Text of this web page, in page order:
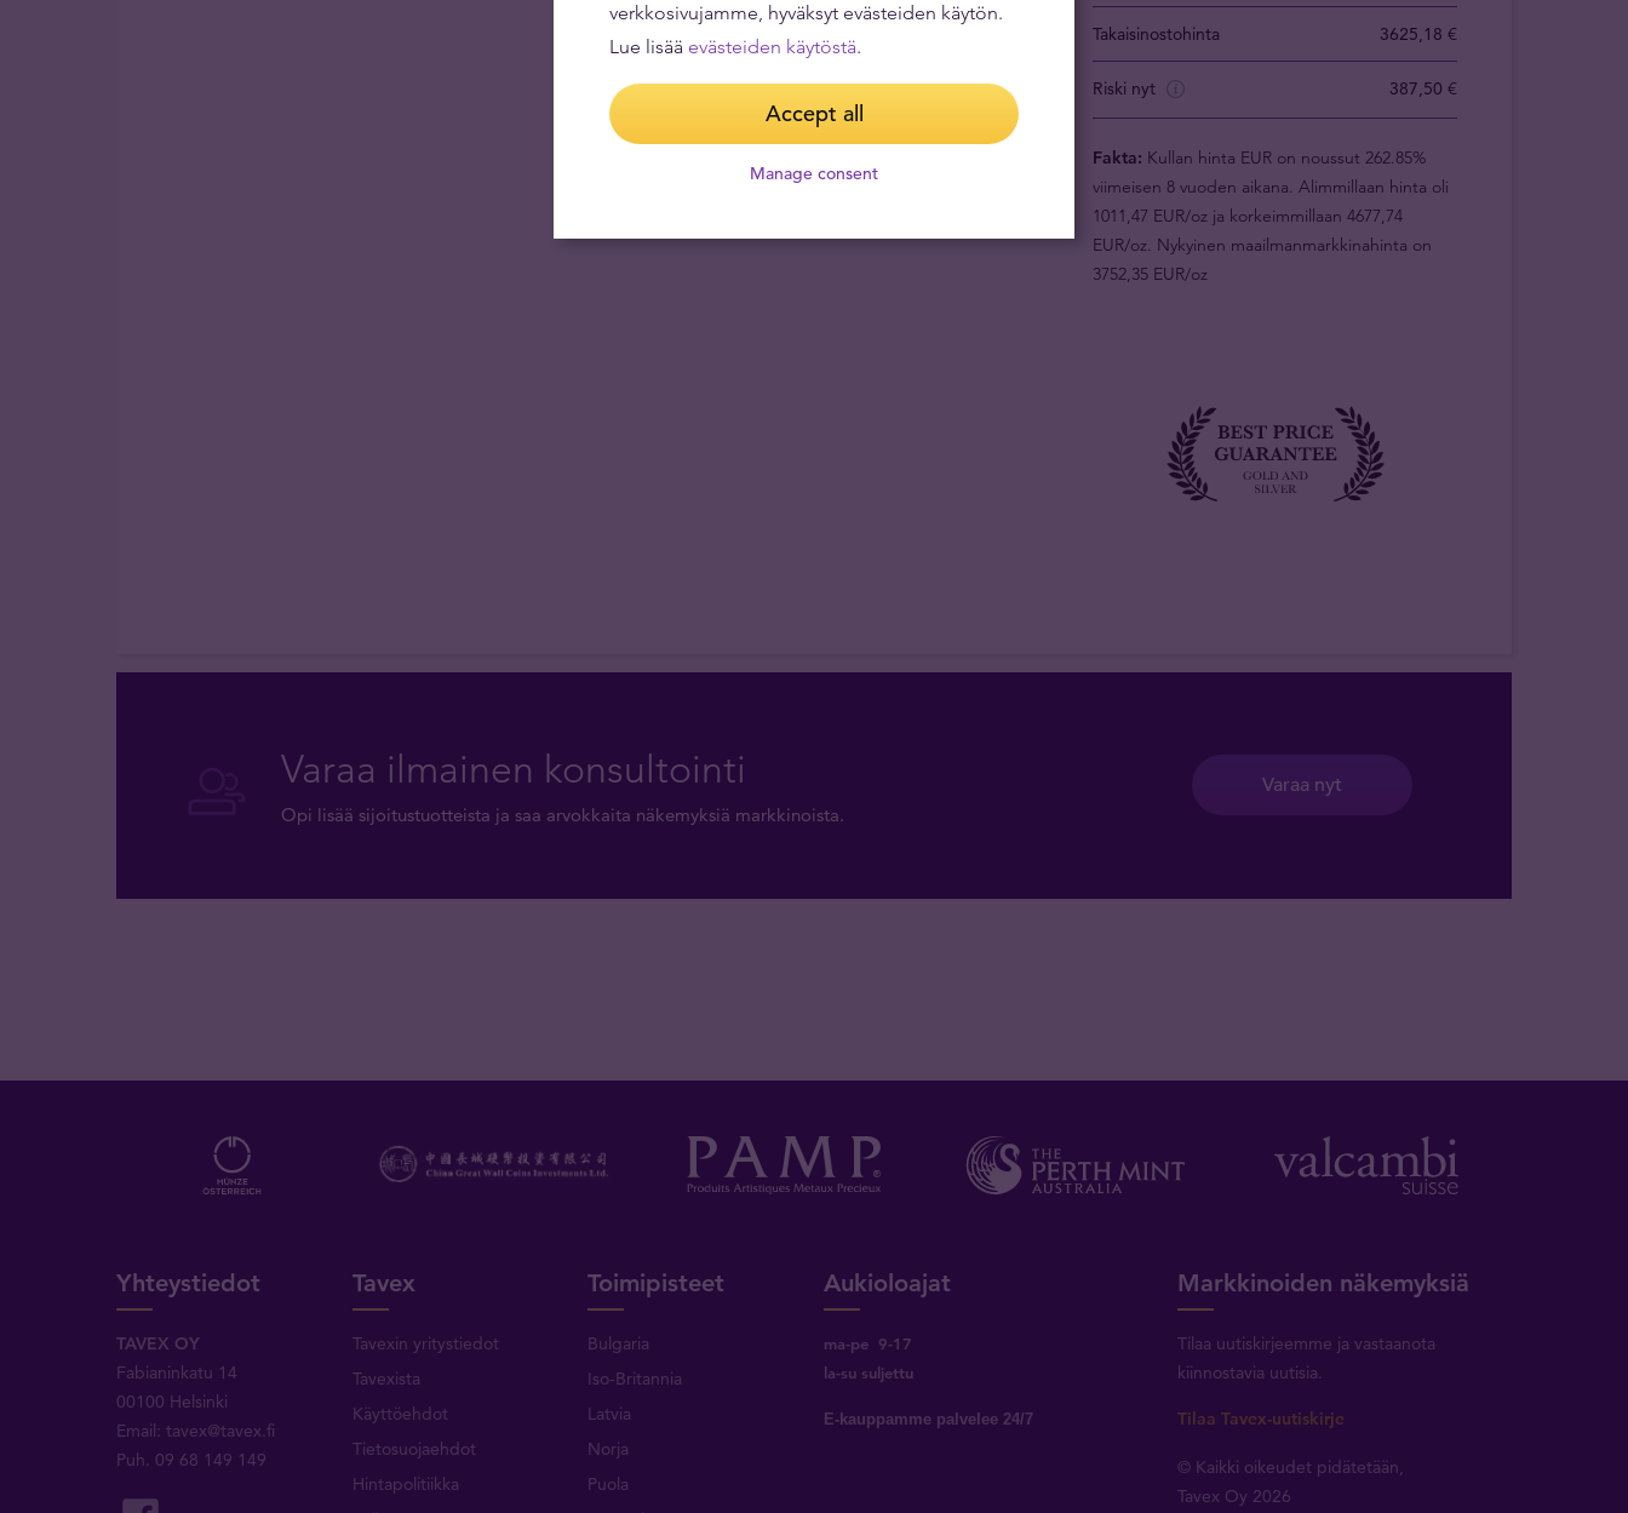
Takaisinostohinta 3625,18 €
Riski nyt 387,50 €
Fakta: Kullan hinta EUR on noussut 262.85%
viimeisen 8 vuoden aikana. Alimmillaan hinta oli
1011,47 EUR/oz ja korkeimmillaan 4677,74
EUR/oz. Nykyinen maailmanmarkkinahinta on
3752,35 EUR/oz
Varaa ilmainen konsultointi
Opi lisää sijoitustuotteista ja saa arvokkaita näkemyksiä markkinoista.
Varaa nyt
Yhteystiedot
TAVEX OY
Fabianinkatu 14
00100 Helsinki
Email:tavex@tavex.fi
Puh. 09 68 149 149
Tavex
Tavexin yritystiedot
Tavexista
Käyttöehdot
Tietosuojaehdot
Hintapolitiikka
Toimipisteet
Bulgaria
Iso-Britannia
Latvia
Norja
Puola
Aukioloajat
ma-pe 9-17
la-su suljettu
E-kauppamme palvelee 24/7
Markkinoiden näkemyksiä
Tilaa uutiskirjeemme ja vastaanota
kiinnostavia uutisia.
Tilaa Tavex-uutiskirje
© Kaikki oikeudet pidätetään,
Tavex Oy 2026
verkkosivujamme, hyväksyt evästeiden käytön.
Lue lisää evästeiden käytöstä.
Accept all
Manage consent